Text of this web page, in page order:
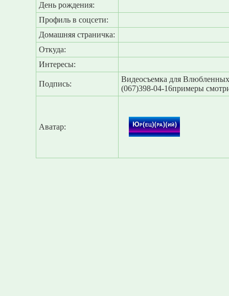
День рождения:
Профиль в соцсети:
Домашняя страничка:
Откуда:
Интересы:
Подпись:
Видеосъемка для
(067)398-04-16примеры
Аватар: